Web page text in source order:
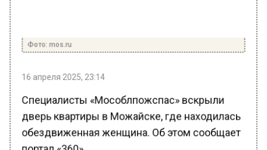
Специалисты «Мособлпожспас» вскрыли
дверь квартиры в Можайске, где находилась
обездвиженная женщина. Об этом сообщает
портал «360».